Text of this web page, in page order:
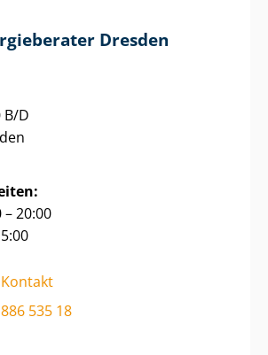
Dresden
D
– 20:00
535 18